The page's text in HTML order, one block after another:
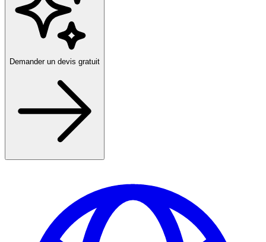
Demander un devis gratuit